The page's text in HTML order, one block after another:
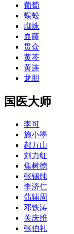
葡萄
蜈蚣
蜘蛛
血藤
贯众
黄芩
黄连
龙胆
国医大师
李可
施小墨
郝万山
刘力红
焦树德
张锡纯
李济仁
蒲辅周
邓铁涛
关庆维
张伯礼